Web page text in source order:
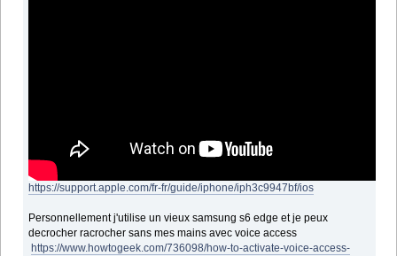
https://support.apple.com/fr-fr/guide/iphone/iph3c9947bf/ios
Personnellement j'utilise un vieux samsung s6 edge et je peux
decrocher racrocher sans mes mains avec voice access
https://www.howtogeek.com/736098/how-to-activate-voice-access-